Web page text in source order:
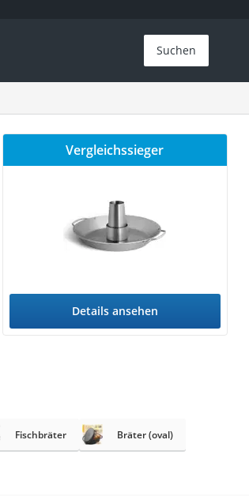
Suchen
Vergleichssieger
Details ansehen
Fischbräter Bräter (oval)